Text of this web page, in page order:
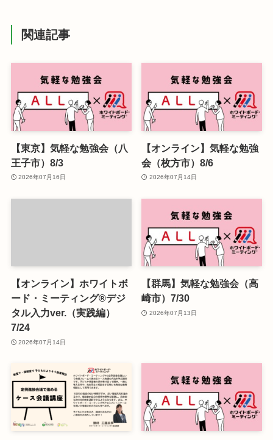
関連記事
【東京】気軽な勉強会（八
王子市）8/3
2026年07月16日
【オンライン】気軽な勉強
会（枚方市）8/6
2026年07月14日
【オンライン】ホワイトボ
ード・ミーティング®デジ
タル入力ver.（実践編）
7/24
2026年07月14日
【群馬】気軽な勉強会（高
崎市）7/30
2026年07月13日